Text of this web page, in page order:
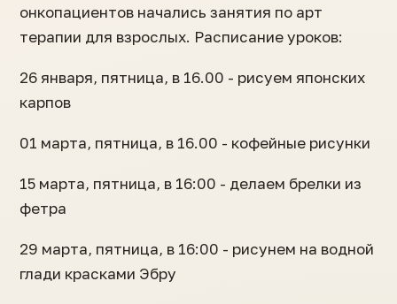
онкопациентов начались занятия по арт
терапии для взрослых. Расписание уроков:
26 января, пятница, в 16.00 - рисуем японских
карпов
01 марта, пятница, в 16.00 - кофейные рисунки
15 марта, пятница, в 16:00 - делаем брелки из
фетра
29 марта, пятница, в 16:00 - рисунем на водной
глади красками Эбру